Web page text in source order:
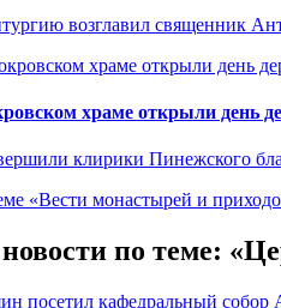
возглавил священник
храме открыли день
клирики Пинежского
«Вести монастырей и
по теме: